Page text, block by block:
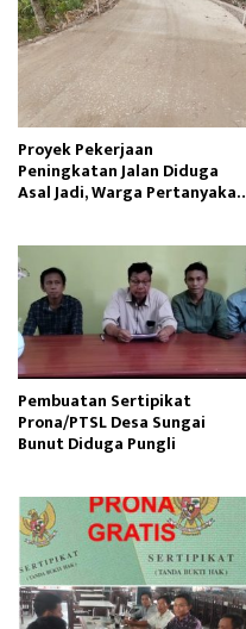
Proyek Pekerjaan
Peningkatan Jalan Diduga
Asal Jadi, Warga Pertanyakan
Pembuatan Sertipikat
Prona/PTSL Desa Sungai
Bunut Diduga Pungli